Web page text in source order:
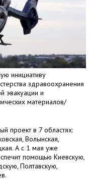
инициативу
здравоохранения
эвакуации и
материалов/
проект в 7 областях:
Волынская,
А с 1 мая уже
помощью Киевскую,
Полтавскую,